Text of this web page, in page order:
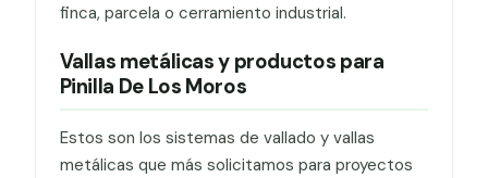
finca, parcela o cerramiento industrial.
Vallas metálicas y productos para
Pinilla De Los Moros
Estos son los sistemas de vallado y vallas
metálicas que más solicitamos para proyectos